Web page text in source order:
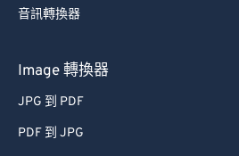
音訊轉換器
Image 轉換器
JPG 到 PDF
PDF 到 JPG